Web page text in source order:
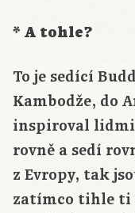
* A tohle?
To je sedící
Kambodže, do
inspiroval
rovně a sedí
z Evropy, tak
zatímco tihle ti